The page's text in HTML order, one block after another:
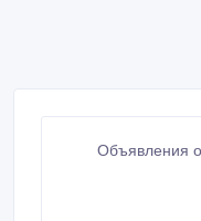
Объявления